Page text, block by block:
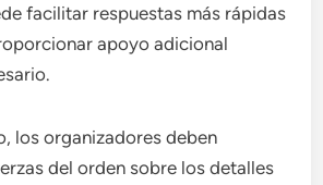
facilitar respuestas más rápidas
apoyo adicional
los organizadores deben
del orden sobre los detalles